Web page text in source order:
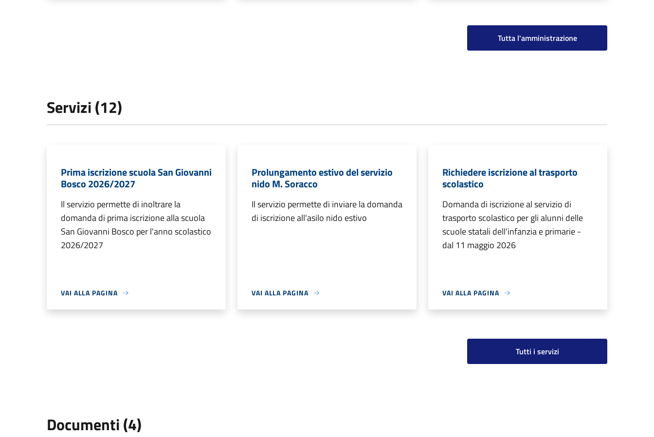
Tutta l'amministrazione
Servizi (12)
Prima iscrizione scuola San Giovanni
Bosco 2026/2027
Il servizio permette di inoltrare la
domanda di prima iscrizione alla scuola
San Giovanni Bosco per l'anno scolastico
2026/2027
VAI ALLA PAGINA
Prolungamento estivo del servizio
nido M. Soracco
Il servizio permette di inviare la domanda
di iscrizione all'asilo nido estivo
VAI ALLA PAGINA
Richiedere iscrizione al trasporto
scolastico
Domanda di iscrizione al servizio di
trasporto scolastico per gli alunni delle
scuole statali dell'infanzia e primarie -
dal 11 maggio 2026
VAI ALLA PAGINA
Tutti i servizi
Documenti (4)